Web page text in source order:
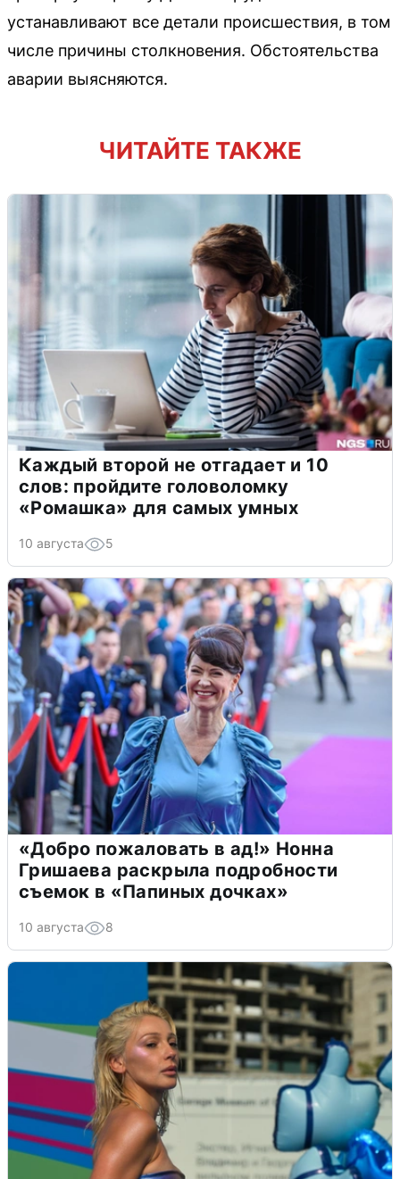
устанавливают все детали происшествия, в том
числе причины столкновения. Обстоятельства
аварии выясняются.
ЧИТАЙТЕ ТАКЖЕ
Каждый второй не отгадает и 10
слов: пройдите головоломку
«Ромашка» для самых умных
10 августа 5
«Добро пожаловать в ад!» Нонна
Гришаева раскрыла подробности
съемок в «Папиных дочках»
10 августа 8